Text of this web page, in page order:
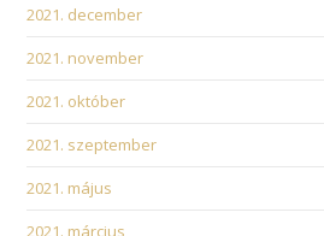
2021. december
2021. november
2021. október
2021. szeptember
2021. május
2021. március